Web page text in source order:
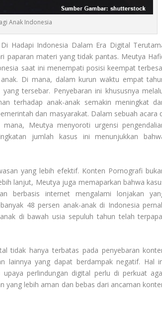
Anak Indonesia
Hadapi Indonesia Dalam Era Digital
paparan materi yang tidak pantas. Meutya
saat ini menempati posisi keempat
Di mana, dalam kurun waktu empat
tersebar. Penyebaran ini khususnya
terhadap anak-anak semakin meningkat
dan masyarakat. Dalam sebuah acara
Meutya menyoroti urgensi
jumlah kasus ini menunjukkan
yang lebih efektif. Konten Pornografi
lanjut, Meutya juga memaparkan bahwa
berbasis internet mengalami lonjakan
48 persen anak-anak di Indonesia
di bawah usia sepuluh tahun telah
tidak hanya terbatas pada penyebaran
lainnya yang dapat berdampak negatif. Hal
perlindungan digital perlu di perkuat
yang lebih aman dan bebas dari ancaman